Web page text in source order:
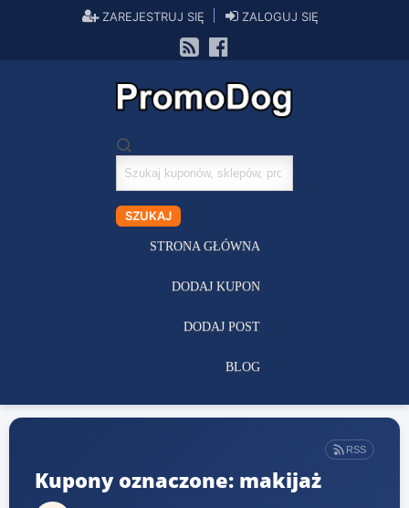
ZAREJESTRUJ SIĘ ZALOGUJ SIĘ
Szukaj
kuponów
SZUKAJ
STRONA GŁÓWNA
DODAJ KUPON
DODAJ POST
BLOG
RSS
Kupony oznaczone: makijaż